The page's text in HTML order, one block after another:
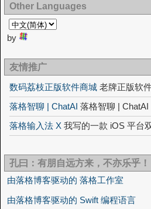
Other Languages
by
友情推广
数码荔枝正版软件商城 老牌正版软
落格智聊 | ChatAI 落格智聊 | ChatAI
落格输入法 X 我写的一款 iOS 平台
孔曰：有朋自远方来，不亦乐乎！
由落格博客驱动的 落格工作室
由落格博客驱动的 Swift 编程语言